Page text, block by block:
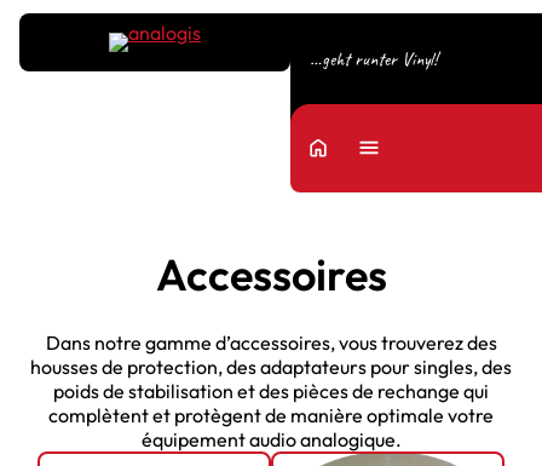
…geht runter Vinyl!
home Menu
Accessoires
Dans notre gamme d’accessoires, vous trouverez des
housses de protection, des adaptateurs pour singles, des
poids de stabilisation et des pièces de rechange qui
complètent et protègent de manière optimale votre
équipement audio analogique.